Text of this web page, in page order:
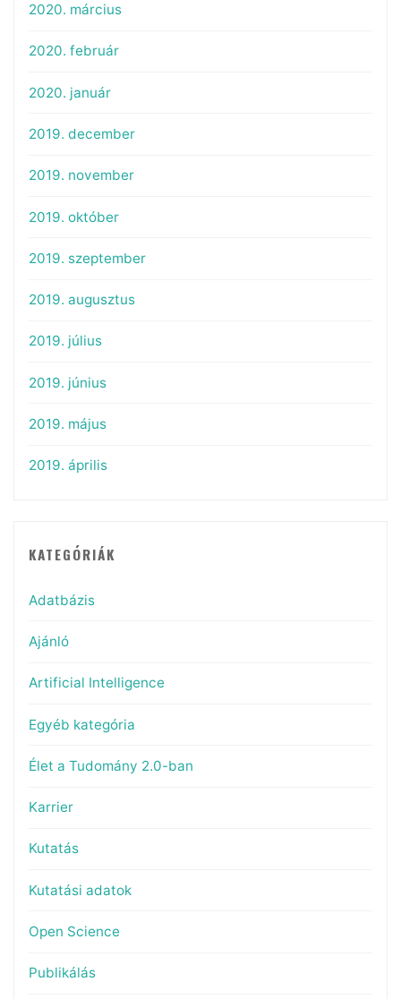
2020. március
2020. február
2020. január
2019. december
2019. november
2019. október
2019. szeptember
2019. augusztus
2019. július
2019. június
2019. május
2019. április
KATEGÓRIÁK
Adatbázis
Ajánló
Artificial Intelligence
Egyéb kategória
Élet a Tudomány 2.0-ban
Karrier
Kutatás
Kutatási adatok
Open Science
Publikálás